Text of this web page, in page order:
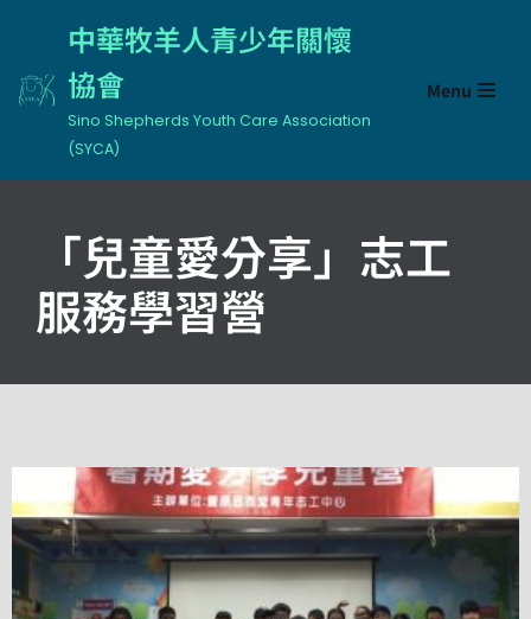
to
content
中華牧羊人青少年關懷
協會
Sino Shepherds Youth Care Association
(SYCA)
Menu
「兒童愛分享」志工
服務學習營